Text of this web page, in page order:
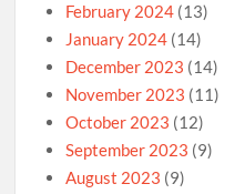
February 2024 (13)
January 2024 (14)
December 2023 (14)
November 2023 (11)
October 2023 (12)
September 2023 (9)
August 2023 (9)